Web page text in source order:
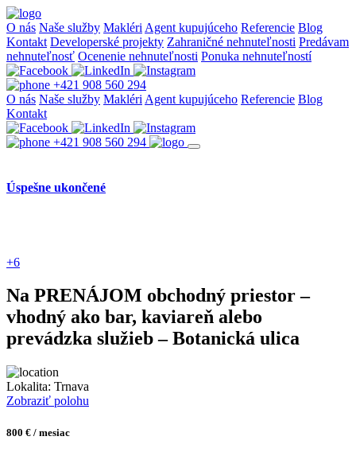
O nás Naše služby Makléri Agent kupujúceho Referencie Blog
Kontakt Developerské projekty Zahraničné nehnuteľnosti Predávam
nehnuteľnosť Ocenenie nehnuteľnosti Ponuka nehnuteľností
+421 908 560 294
O nás Naše služby Makléri Agent kupujúceho Referencie Blog
Kontakt
+421 908 560 294
Úspešne ukončené
+6
Na PRENÁJOM obchodný priestor –
vhodný ako bar, kaviareň alebo
prevádzka služieb – Botanická ulica
Lokalita: Trnava
Zobraziť polohu
800 € / mesiac